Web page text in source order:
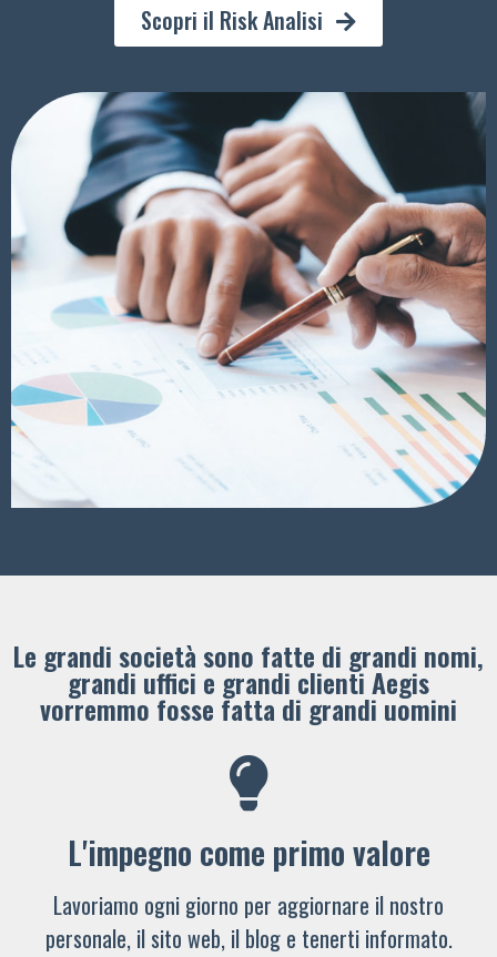
Scopri il Risk Analisi
Le grandi società sono fatte di grandi nomi,
grandi uffici e grandi clienti ​Aegis
vorremmo fosse fatta di grandi uomini
L'impegno come primo valore
Lavoriamo ogni giorno per aggiornare il nostro
personale, il sito web, il blog e tenerti informato.